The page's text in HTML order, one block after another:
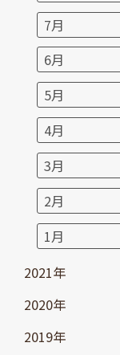
7月
6月
5月
4月
3月
2月
1月
2021年
2020年
2019年